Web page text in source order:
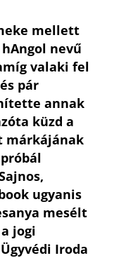
mellett
nevű
valaki fel
pár
annak
küzd a
márkájának
ugyanis
mesélt
jogi
Iroda